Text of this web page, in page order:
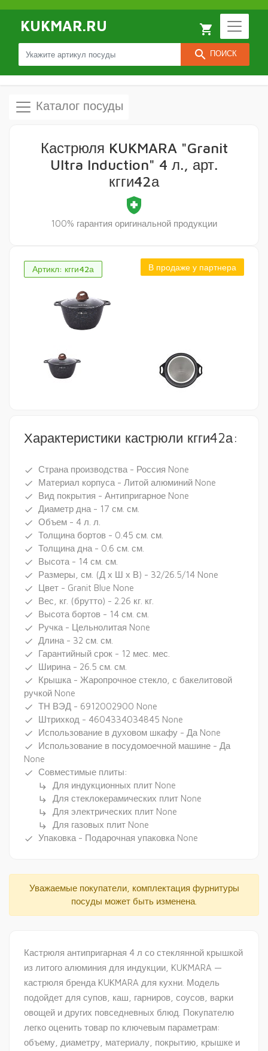
KUKMAR.RU
search ПОИСК
local_grocery_store
Каталог посуды
Артикл: кгги42а В продаже у партнера
Кастрюля KUKMARA "Granit
Ultra Induction" 4 л., арт.
кгги42а
health_and_safety
100% гарантия оригинальной продукции
Характеристики кастрюли кгги42а:
done Страна производства - Россия None
done Материал корпуса - Литой алюминий None
done Вид покрытия - Антипригарное None
done Диаметр дна - 17 см. см.
done Объем - 4 л. л.
done Толщина бортов - 0.45 см. см.
done Толщина дна - 0.6 см. см.
done Высота - 14 см. см.
done Размеры, см. (Д х Ш х В) - 32/26.5/14 None
done Цвет - Granit Blue None
done Вес, кг. (брутто) - 2.26 кг. кг.
done Высота бортов - 14 см. см.
done Ручка - Цельнолитая None
done Длина - 32 см. см.
done Гарантийный срок - 12 мес. мес.
done Ширина - 26.5 см. см.
done
Крышка - Жаропрочное стекло, с бакелитовой
ручкой None
done ТН ВЭД - 6912002900 None
done Штрихкод - 4604334034845 None
done Использование в духовом шкафу - Да None
done
Использование в посудомоечной машине - Да
None
done Совместимые плиты:
subdirectory_arrow_right Для индукционных плит None
subdirectory_arrow_right Для стеклокерамических плит None
subdirectory_arrow_right Для электрических плит None
subdirectory_arrow_right Для газовых плит None
done Упаковка - Подарочная упаковка None
Уважаемые покупатели, комплектация фурнитуры
посуды может быть изменена.
Кастрюля антипригарная 4 л со стеклянной крышкой
из литого алюминия для индукции, KUKMARA —
кастрюля бренда KUKMARA для кухни. Модель
подойдет для супов, каш, гарниров, соусов, варки
овощей и других повседневных блюд. Покупателю
легко оценить товар по ключевым параметрам:
объему, диаметру, материалу, покрытию, крышке и